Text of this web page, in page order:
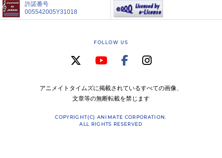
許諾番号
005542005Y31018
FOLLOW US
アニメイトタイムズに掲載されているすべての画像、
文章等の無断転載を禁じます
COPYRIGHT(C) ANIMATE CORPORATION.
ALL RIGHTS RESERVED